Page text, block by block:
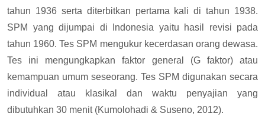
tahun 1936 serta diterbitkan pertama kali di tahun 1938.
SPM yang dijumpai di Indonesia yaitu hasil revisi pada
tahun 1960. Tes SPM mengukur kecerdasan orang dewasa.
Tes ini mengungkapkan faktor general (G faktor) atau
kemampuan umum seseorang. Tes SPM digunakan secara
individual atau klasikal dan waktu penyajian yang
dibutuhkan 30 menit (Kumolohadi & Suseno, 2012).